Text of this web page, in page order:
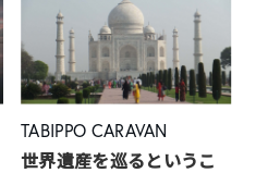
TABIPPO CARAVAN
世界遺産を巡るというこ